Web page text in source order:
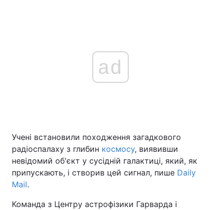
ad
Учені встановили походження загадкового
радіоспалаху з глибин космосу, виявивши
невідомий об'єкт у сусідній галактиці, який, як
припускають, і створив цей сигнал, пише Daily
Mail.
Команда з Центру астрофізики Гарварда і